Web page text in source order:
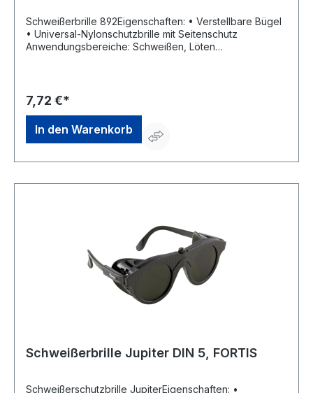
Schweißerbrille 892Eigenschaften: • Verstellbare Bügel
• Universal-Nylonschutzbrille mit Seitenschutz
Anwendungsbereiche: Schweißen, Löten
Veitsbronn, DE, +49911754737, georg-schmerler@t-
online.de
7,72 €*
In den Warenkorb
Schweißerbrille Jupiter DIN 5, FORTIS
Schweißerschutzbrille JupiterEigenschaften: •